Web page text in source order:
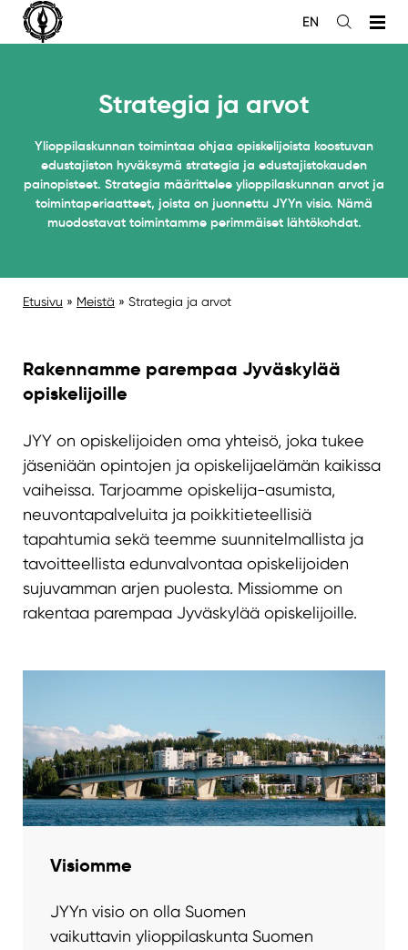
Siirry
sisältöön
Avaa
EN
Etusivu » Meistä » Strategia ja arvot
Strategia ja arvot
Ylioppilaskunnan toimintaa ohjaa opiskelijoista koostuvan
edustajiston hyväksymä strategia ja edustajistokauden
painopisteet. Strategia määrittelee ylioppilaskunnan arvot ja
toimintaperiaatteet, joista on juonnettu JYYn visio. Nämä
muodostavat toimintamme perimmäiset lähtökohdat.
Rakennamme parempaa Jyväskylää
opiskelijoille
JYY on opiskelijoiden oma yhteisö, joka tukee
jäseniään opintojen ja opiskelijaelämän kaikissa
vaiheissa. Tarjoamme opiskelija-asumista,
neuvontapalveluita ja poikkitieteellisiä
tapahtumia sekä teemme suunnitelmallista ja
tavoitteellista edunvalvontaa opiskelijoiden
sujuvamman arjen puolesta. Missiomme on
rakentaa parempaa Jyväskylää opiskelijoille.
Visiomme
JYYn visio on olla Suomen
vaikuttavin ylioppilaskunta Suomen